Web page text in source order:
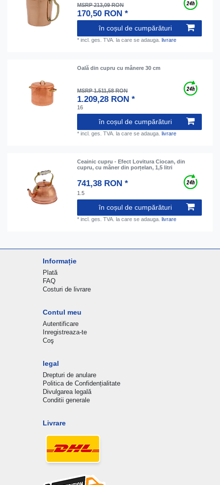
MSRP 213,09 RON
170,50 RON *
în coșul de cumpărături
*incl. ges. TVA. la care se adauga. livrare
Oală din cupru cu mânere 30 сm
MSRP 1.511,58 RON
1.209,28 RON *
16
în coșul de cumpărături
*incl. ges. TVA. la care se adauga.livrare
Ceainic cupru - Efect Lovitura Ciocan, din
cupru, cu mâner din porțelan, 1,5 litri
741,38 RON *
1.5
în coșul de cumpărături
*incl. ges. TVA. la care se adauga.livrare
Informație
Plată
FAQ
Costuri de livrare
Contul meu
Autentificare
Inregistreaza-te
Coş
legal
Drepturi de anulare
Politica de Confidențialitate
Divulgarea legală
Conditii generale
Livrare